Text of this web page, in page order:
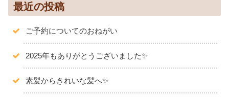
最近の投稿
ご予約についてのおねがい
2025年もありがとうございました✨️
素髪からきれいな髪へ✨